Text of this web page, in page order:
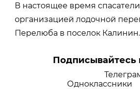
В настоящее время
организацией лодочной
Перелюба в поселок Калинин.
Подписывайтесь
Одноклассники